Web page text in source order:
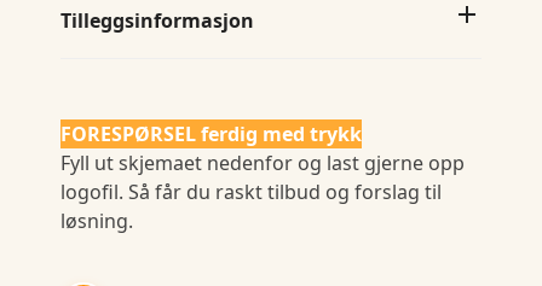
Tilleggsinformasjon
FORESPØRSEL ferdig med trykk
Fyll ut skjemaet nedenfor og last gjerne opp
logofil. Så får du raskt tilbud og forslag til
løsning.